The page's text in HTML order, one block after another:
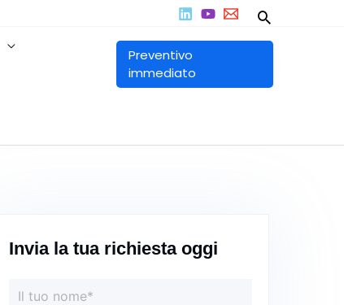
Cerca
Preventivo
immediato
Invia la tua richiesta oggi